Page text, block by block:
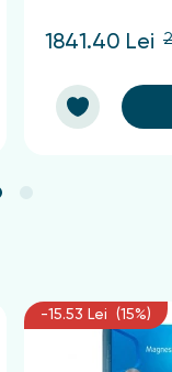
1841.40 Lei
-15.53 Lei (15%)